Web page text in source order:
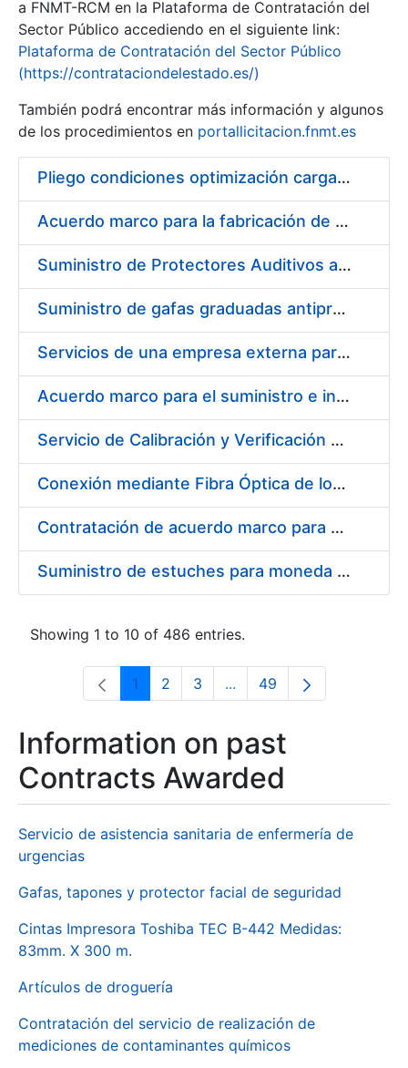
Show/Hide
a FNMT-RCM en la Plataforma de Contratación del
Sector Público accediendo en el siguiente link:
Plataforma de Contratación del Sector Público
(https://contrataciondelestado.es/)
También podrá encontrar más información y algunos
de los procedimientos en portallicitacion.fnmt.es
Pliego condiciones optimización cargas compras firmado
Acuerdo marco para la fabricación de piezas
Suministro de Protectores Auditivos a medida para las personas trabajadoras de los Centros de Trabajo de Madrid y Burgos
Suministro de gafas graduadas antiproyecciones para los trabajadores de la FNMT-RCM en los centros de trabajo de Madrid y Burgos
Servicios de una empresa externa para el asesoramiento y resolución de los recursos de alzada que se presentan relacionados con procesos de selección para la FNMT-RCM
Acuerdo marco para el suministro e instalación de persianas, estores y otros complementos
Servicio de Calibración y Verificación Externa de los Equipos de Medición del Servicio de Prevención de la FNMT-RCM
Conexión mediante Fibra Óptica de los Centros de Proceso de Datos (CPDs) de las sedes de la FNMT-RCM de Burgos y Madrid
Contratación de acuerdo marco para el Suministro de Material de Electricidad para la Fábrica Nacional de Moneda y Timbre-Real Casa de la Moneda en su centro de trabajo de Burgos
Suministro de estuches para moneda de 30 €
Showing 1 to 10 of 486 entries.
Page
1 Page
2 Page
3 ...Intermediate Pages Use
Page
49
Information on past
Contracts Awarded
Servicio de asistencia sanitaria de enfermería de
urgencias
Gafas, tapones y protector facial de seguridad
Cintas Impresora Toshiba TEC B-442 Medidas:
83mm. X 300 m.
Artículos de droguería
Contratación del servicio de realización de
mediciones de contaminantes químicos